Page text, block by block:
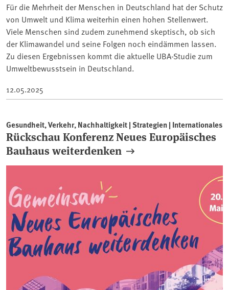
Für die Mehrheit der Menschen in Deutschland hat der Schutz
von Umwelt und Klima weiterhin einen hohen Stellenwert.
Viele Menschen sind zudem zunehmend skeptisch, ob sich
der Klimawandel und seine Folgen noch eindämmen lassen.
Zu diesen Ergebnissen kommt die aktuelle UBA-Studie zum
Umweltbewusstsein in Deutschland.
12.05.2025
Gesundheit, Verkehr, Nachhaltigkeit | Strategien | Internationales
Rückschau Konferenz Neues Europäisches
Bauhaus weiterdenken